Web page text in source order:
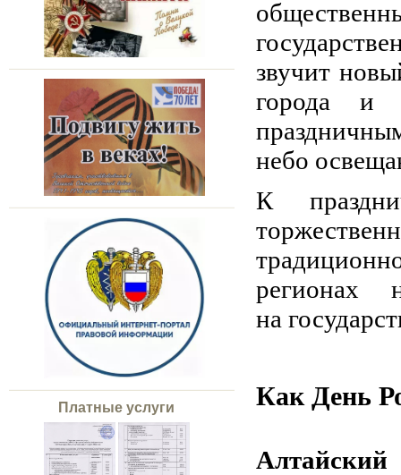
Платные услуги
звучит
города и
небо
К
регионах
на
Как День